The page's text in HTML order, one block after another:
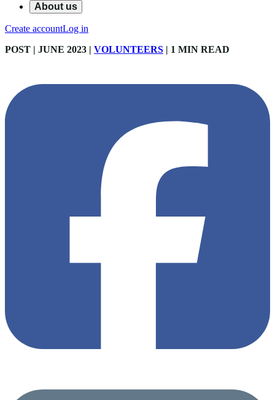
About us
Create accountLog in
POST | JUNE 2023 | VOLUNTEERS | 1 MIN READ